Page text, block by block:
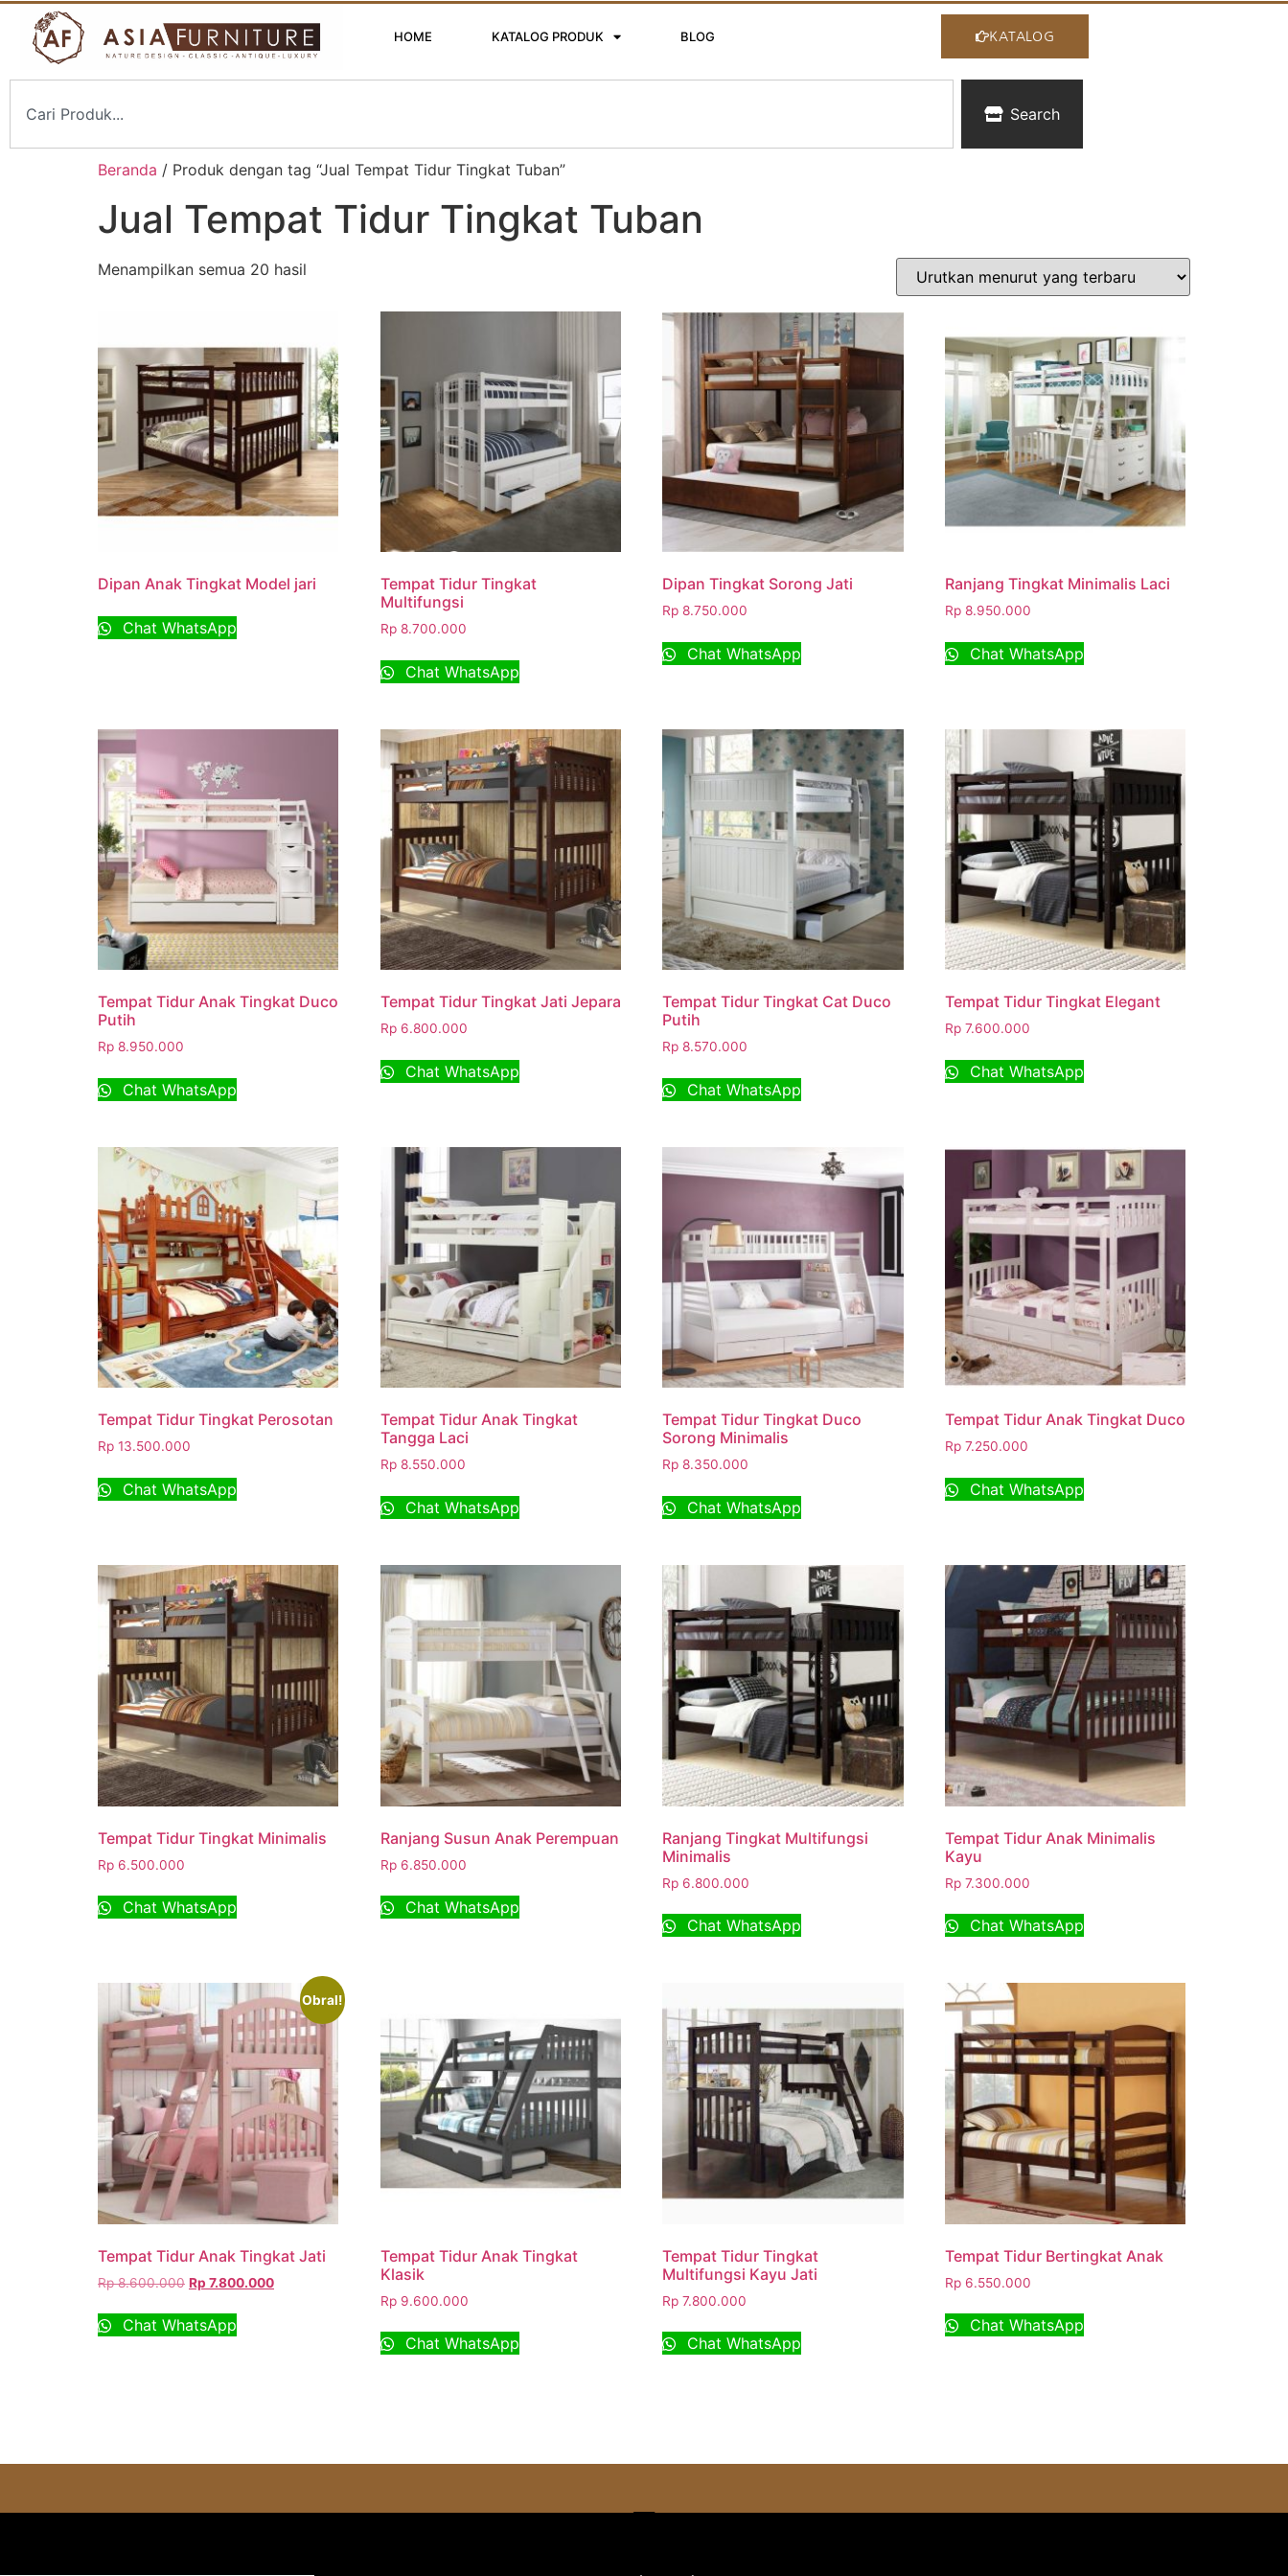
HOME KATALOG PRODUK BLOG KATALOG
Search
Beranda / Produk dengan tag “Jual Tempat Tidur Tingkat Tuban”
Jual Tempat Tidur Tingkat Tuban
Menampilkan semua 20 hasil
Dipan Anak Tingkat Model jari
Chat WhatsApp
Tempat Tidur Tingkat
Multifungsi
Rp8.700.000
Chat WhatsApp
Dipan Tingkat Sorong Jati
Rp 8.750.000
Chat WhatsApp
Ranjang Tingkat Minimalis Laci
Rp 8.950.000
Chat WhatsApp
Tempat Tidur Anak Tingkat Duco
Putih
Rp 8.950.000
Chat WhatsApp
Tempat Tidur Tingkat Jati Jepara
Rp6.800.000
Chat WhatsApp
Tempat Tidur Tingkat Cat Duco
Putih
Rp 8.570.000
Chat WhatsApp
Tempat Tidur Tingkat Elegant
Rp 7.600.000
Chat WhatsApp
Tempat Tidur Tingkat Perosotan
Rp 13.500.000
Chat WhatsApp
Tempat Tidur Anak Tingkat
Tangga Laci
Rp8.550.000
Chat WhatsApp
Tempat Tidur Tingkat Duco
Sorong Minimalis
Rp 8.350.000
Chat WhatsApp
Tempat Tidur Anak Tingkat Duco
Rp 7.250.000
Chat WhatsApp
Tempat Tidur Tingkat Minimalis
Rp 6.500.000
Chat WhatsApp
Ranjang Susun Anak Perempuan
Rp6.850.000
Chat WhatsApp
Ranjang Tingkat Multifungsi
Minimalis
Rp 6.800.000
Chat WhatsApp
Tempat Tidur Anak Minimalis
Kayu
Rp 7.300.000
Chat WhatsApp
Obral!
Tempat Tidur Anak Tingkat Jati
Rp8.600.000 Rp 7.800.000
Chat WhatsApp
Tempat Tidur Anak Tingkat
Klasik
Rp9.600.000
Chat WhatsApp
Tempat Tidur Tingkat
Multifungsi Kayu Jati
Rp 7.800.000
Chat WhatsApp
Tempat Tidur Bertingkat Anak
Rp 6.550.000
Chat WhatsApp